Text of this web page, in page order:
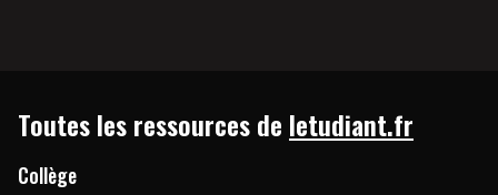
Toutes les ressources de letudiant.fr
Collège